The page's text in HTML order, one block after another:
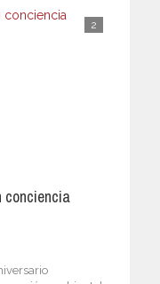
2
conciencia